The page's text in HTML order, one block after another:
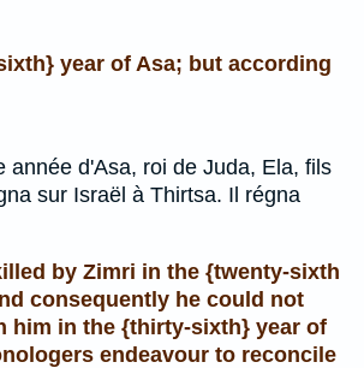
year of Asa; but according
année d'Asa, roi de Juda, Ela, fils
sur Israël à Thirtsa. Il régna
by Zimri in the {twenty-sixth
consequently he could not
him in the {thirty-sixth} year of
endeavour to reconcile